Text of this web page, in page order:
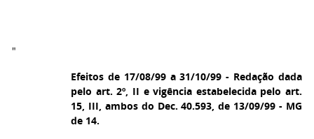
"
Efeitos de 17/08/99 a 31/10/99 - Redação dada
pelo art. 2º, II e vigência estabelecida pelo art.
15, III, ambos do Dec. 40.593, de 13/09/99 - MG
de 14.